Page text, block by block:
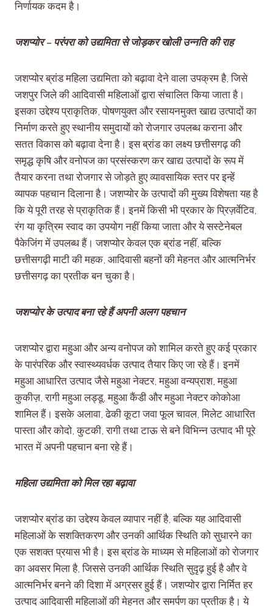
निर्णायक कदम है।
जशप्योर – परंपरा को उद्यमिता से जोड़कर खोली उन्नति की राह
जशप्योर ब्रांड महिला उद्यमिता को बढ़ावा देने वाला उपक्रम है, जिसे
जशपुर जिले की आदिवासी महिलाओं द्वारा संचालित किया जाता है।
इसका उद्देश्य प्राकृतिक, पोषणयुक्त और रसायनमुक्त खाद्य उत्पादों का
निर्माण करते हुए स्थानीय समुदायों को रोजगार उपलब्ध कराना और
सतत विकास को बढ़ावा देना है। इस ब्रांड का लक्ष्य छत्तीसगढ़ की
समृद्ध कृषि और वनोपज का प्रसंस्करण कर खाद्य उत्पादों के रूप में
तैयार करना तथा रोजगार से जोड़ते हुए व्यावसायिक स्तर पर इन्हें
व्यापक पहचान दिलाना है। जशप्योर के उत्पादों की मुख्य विशेषता यह है
कि ये पूरी तरह से प्राकृतिक हैं। इनमें किसी भी प्रकार के प्रिज़र्वेटिव,
रंग या कृत्रिम स्वाद का उपयोग नहीं किया जाता और ये सस्टेनेबल
पैकेजिंग में उपलब्ध हैं। जशप्योर केवल एक ब्रांड नहीं, बल्कि
छत्तीसगढ़ी माटी की महक, आदिवासी बहनों की मेहनत और आत्मनिर्भर
छत्तीसगढ़ का प्रतीक बन चुका है।
जशप्योर के उत्पाद बना रहे हैं अपनी अलग पहचान
जशप्योर द्वारा महुआ और अन्य वनोपज को शामिल करते हुए कई प्रकार
के पारंपरिक और स्वास्थ्यवर्धक उत्पाद तैयार किए जा रहे हैं। इनमें
महुआ आधारित उत्पाद जैसे महुआ नेक्टर, महुआ वन्यप्राश, महुआ
कुकीज़, रागी महुआ लड्डू, महुआ कैंडी और महुआ नेक्टर कोकोआ
शामिल हैं। इसके अलावा, ढेकी कूटा जवा फूल चावल, मिलेट आधारित
पास्ता और कोदो, कुटकी, रागी तथा टाऊ से बने विभिन्न उत्पाद भी पूरे
भारत में अपनी पहचान बना रहे हैं।
महिला उद्यमिता को मिल रहा बढ़ावा
जशप्योर ब्रांड का उद्देश्य केवल व्यापार नहीं है, बल्कि यह आदिवासी
महिलाओं के सशक्तिकरण और उनकी आर्थिक स्थिति को सुधारने का
एक सशक्त प्रयास भी है। इस ब्रांड के माध्यम से महिलाओं को रोजगार
का अवसर मिला है, जिससे उनकी आर्थिक स्थिति सुदृढ़ हुई है और वे
आत्मनिर्भर बनने की दिशा में अग्रसर हुई हैं। जशप्योर द्वारा निर्मित हर
उत्पाद आदिवासी महिलाओं की मेहनत और समर्पण का प्रतीक है। ये